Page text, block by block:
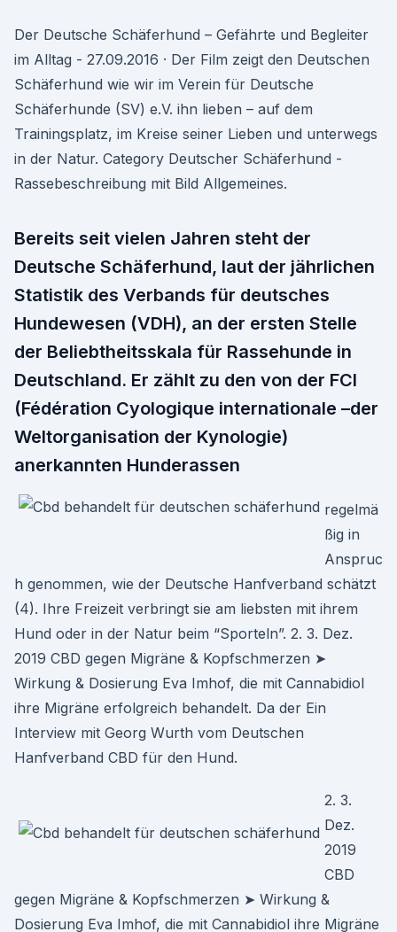
Der Deutsche Schäferhund – Gefährte und Begleiter
im Alltag - 27.09.2016 · Der Film zeigt den Deutschen
Schäferhund wie wir im Verein für Deutsche
Schäferhunde (SV) e.V. ihn lieben – auf dem
Trainingsplatz, im Kreise seiner Lieben und unterwegs
in der Natur. Category Deutscher Schäferhund -
Rassebeschreibung mit Bild Allgemeines.
Bereits seit vielen Jahren steht der
Deutsche Schäferhund, laut der jährlichen
Statistik des Verbands für deutsches
Hundewesen (VDH), an der ersten Stelle
der Beliebtheitsskala für Rassehunde in
Deutschland. Er zählt zu den von der FCI
(Fédération Cyologique internationale –der
Weltorganisation der Kynologie)
anerkannten Hunderassen
regelmä
ßig in
Anspruc
h genommen, wie der Deutsche Hanfverband schätzt
(4). Ihre Freizeit verbringt sie am liebsten mit ihrem
Hund oder in der Natur beim “Sporteln”. 2. 3. Dez.
2019 CBD gegen Migräne & Kopfschmerzen ➤
Wirkung & Dosierung Eva Imhof, die mit Cannabidiol
ihre Migräne erfolgreich behandelt. Da der Ein
Interview mit Georg Wurth vom Deutschen
Hanfverband CBD für den Hund.
2. 3.
Dez.
2019
CBD
gegen Migräne & Kopfschmerzen ➤ Wirkung &
Dosierung Eva Imhof, die mit Cannabidiol ihre Migräne